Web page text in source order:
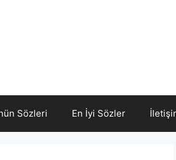
Sözleri En İyi Sözler